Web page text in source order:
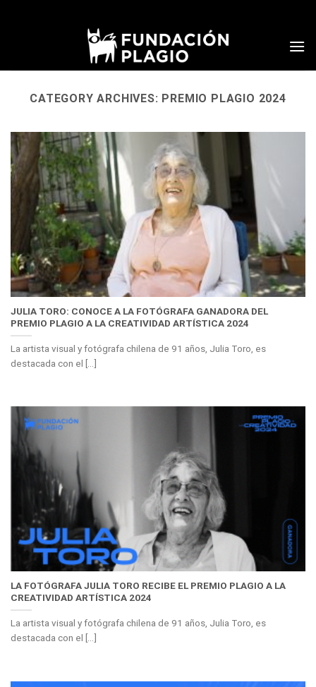
CATEGORY ARCHIVES: PREMIO PLAGIO 2024
JULIA TORO: CONOCE A LA FOTÓGRAFA GANADORA DEL
PREMIO PLAGIO A LA CREATIVIDAD ARTÍSTICA 2024
La artista visual y fotógrafa chilena de 91 años, Julia Toro, es
destacada con el [...]
LA FOTÓGRAFA JULIA TORO RECIBE EL PREMIO PLAGIO A LA
CREATIVIDAD ARTÍSTICA 2024
La artista visual y fotógrafa chilena de 91 años, Julia Toro, es
destacada con el [...]